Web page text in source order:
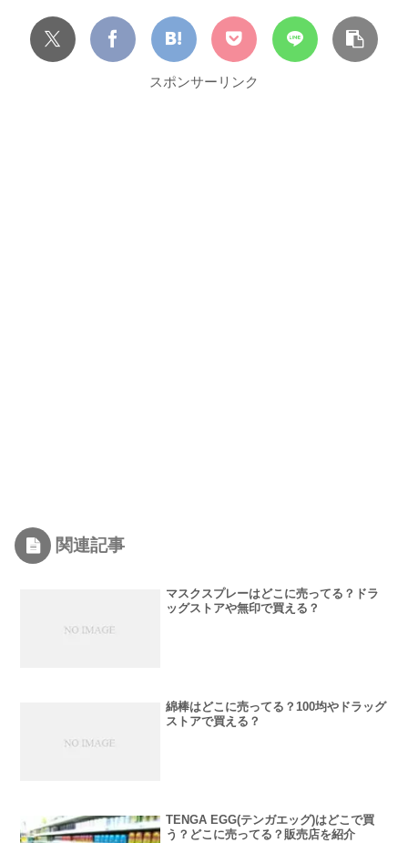
スポンサーリンク
関連記事
マスクスプレーはどこに売ってる？ドラ
ッグストアや無印で買える？
綿棒はどこに売ってる？100均やドラッグ
ストアで買える？
TENGA EGG(テンガエッグ)はどこで買
う？どこに売ってる？販売店を紹介